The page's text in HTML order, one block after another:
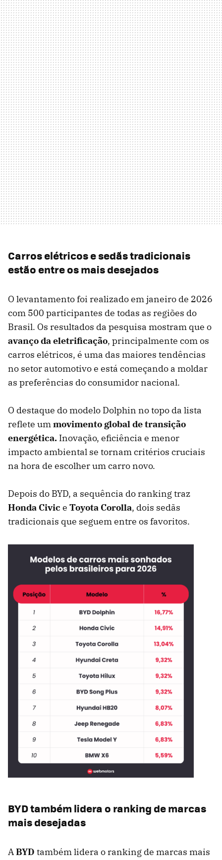
Carros elétricos e sedãs tradicionais
estão entre os mais desejados
O levantamento foi realizado em janeiro de 2026
com 500 participantes de todas as regiões do
Brasil. Os resultados da pesquisa mostram que o
avanço da eletrificação, principalmente com os
carros elétricos, é uma das maiores tendências
no setor automotivo e está começando a moldar
as preferências do consumidor nacional.
O destaque do modelo Dolphin no topo da lista
reflete ummovimento global de transição
energética. Inovação, eficiência e menor
impacto ambiental se tornam critérios cruciais
na hora de escolher um carro novo.
Depois do BYD, a sequência do ranking traz
Honda Civic e Toyota Corolla, dois sedãs
tradicionais que seguem entre os favoritos.
BYD também lidera o ranking de marcas
mais desejadas
A BYD também lidera o ranking de marcas mais